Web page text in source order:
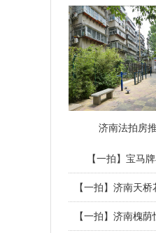
济南法拍房
【一拍】宝马